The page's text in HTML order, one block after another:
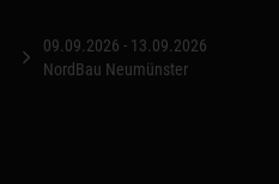
09.09.2026 - 13.09.2026
NordBau Neumünster